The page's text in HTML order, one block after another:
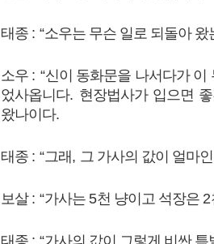
태종 : “소우는 무슨 일로 되돌아 왔
소우 : “신이 동화문을 나서다가 이
었사옵니다. 현장법사가 입으면
왔나이다.
태종 : “그래 , 그 가사의 값이 얼마
보살 : “가사는 5천 냥이고 석장은 2
태종 : “가사의 값이 그렇게 비싼